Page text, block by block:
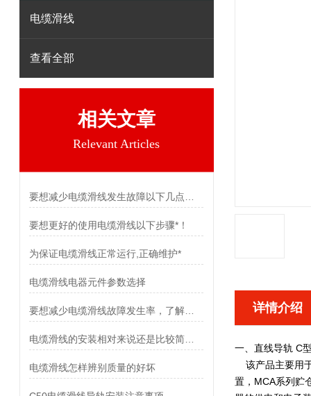
电缆滑线
查看全部
相关文章
Relevant Articles
要想更好的使用电缆滑线以下步骤*！
为保证电缆滑线正常运行,正确维护*
电缆滑线电器元件参数选择
电缆滑线怎样辨别质量的好坏
详情介绍
一、 直线导轨 C
该产品主要用
置，MCA系列贮